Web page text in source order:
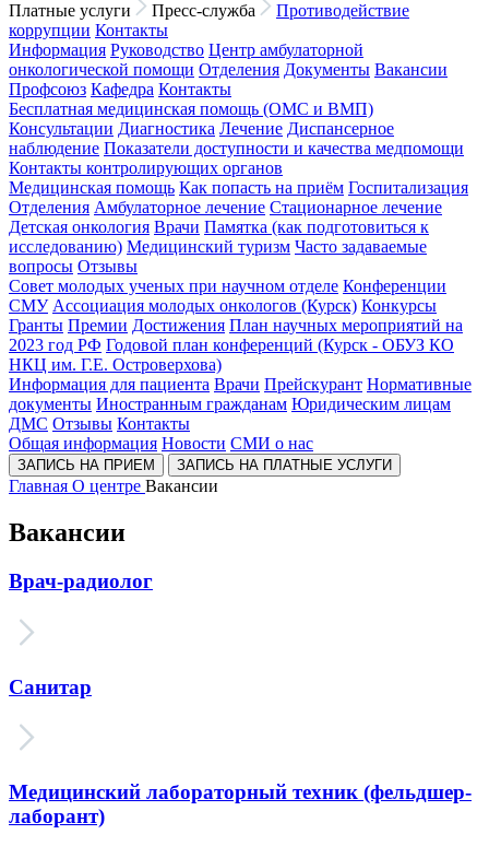
Платные услуги
Пресс-служба
Противодействие
коррупции Контакты
Информация Руководство Центр амбулаторной
онкологической помощи Отделения Документы Вакансии
Профсоюз Кафедра Контакты
Бесплатная медицинская помощь (ОМС и ВМП)
Консультации Диагностика Лечение Диспансерное
наблюдение Показатели доступности и качества медпомощи
Контакты контролирующих органов
Медицинская помощь Как попасть на приём Госпитализация
Отделения Амбулаторное лечение Стационарное лечение
Детская онкология Врачи Памятка (как подготовиться к
исследованию) Медицинский туризм Часто задаваемые
вопросы Отзывы
Совет молодых ученых при научном отделе Конференции
СМУ Ассоциация молодых онкологов (Курск) Конкурсы
Гранты Премии Достижения План научных мероприятий на
2023 год РФ Годовой план конференций (Курск - ОБУЗ КО
НКЦ им. Г.Е. Островерхова)
Информация для пациента Врачи Прейскурант Нормативные
документы Иностранным гражданам Юридическим лицам
ДМС Отзывы Контакты
Общая информация Новости СМИ о нас
ЗАПИСЬ НА ПРИЕМ ЗАПИСЬ НА ПЛАТНЫЕ УСЛУГИ
Главная О центре Вакансии
Вакансии
Врач-радиолог
Санитар
Медицинский лабораторный техник (фельдшер-
лаборант)